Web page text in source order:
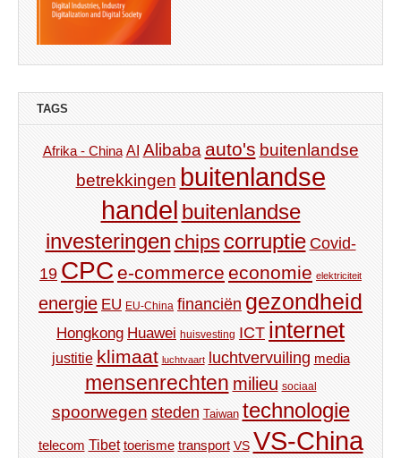
TAGS
Afrika - China AI Alibaba auto's buitenlandse
betrekkingen buitenlandse
handel buitenlandse
investeringen chips corruptie Covid-
19 CPC e-commerce economie elektriciteit
energie EU EU-China financiën gezondheid
Hongkong Huawei huisvesting ICT internet
justitie klimaat luchtvaart luchtvervuiling media
mensenrechten milieu sociaal
spoorwegen steden Taiwan technologie
telecom Tibet toerisme transport VS VS-China